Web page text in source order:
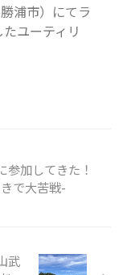
浦市）にてラ
ユーティリ
参加してきた！
で大苦戦-
武